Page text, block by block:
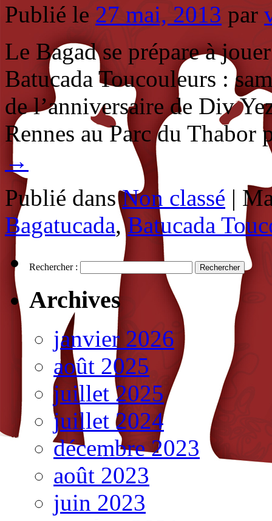
Publié le 27 mai, 2013 par
Le Bagad se prépare à
Batucada Toucouleurs :
de l’anniversaire de Div
Rennes au Parc du
→
Publié dans Non classé |
Bagatucada,Batucada
Rechercher :
Archives
janvier 2026
août 2025
juillet 2025
juillet 2024
décembre 2023
août 2023
juin 2023